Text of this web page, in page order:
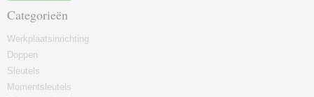
Categorieën
Werkplaatsinrichting
Doppen
Sleutels
Momentsleutels